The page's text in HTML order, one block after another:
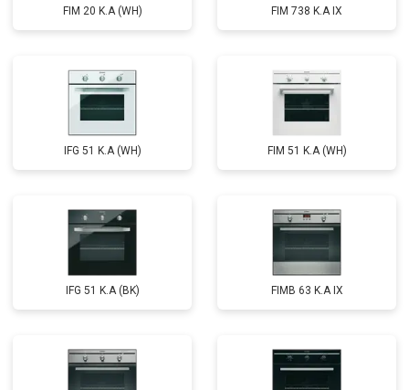
FIM 20 K.A (WH) FIM 738 K.A IX
IFG 51 K.A (WH) FIM 51 K.A (WH)
IFG 51 K.A (BK) FIMB 63 K.A IX